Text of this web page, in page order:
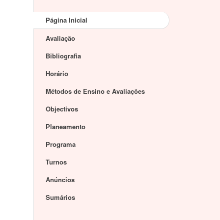
Página Inicial
Avaliação
Bibliografia
Horário
Métodos de Ensino e Avaliações
Objectivos
Planeamento
Programa
Turnos
Anúncios
Sumários